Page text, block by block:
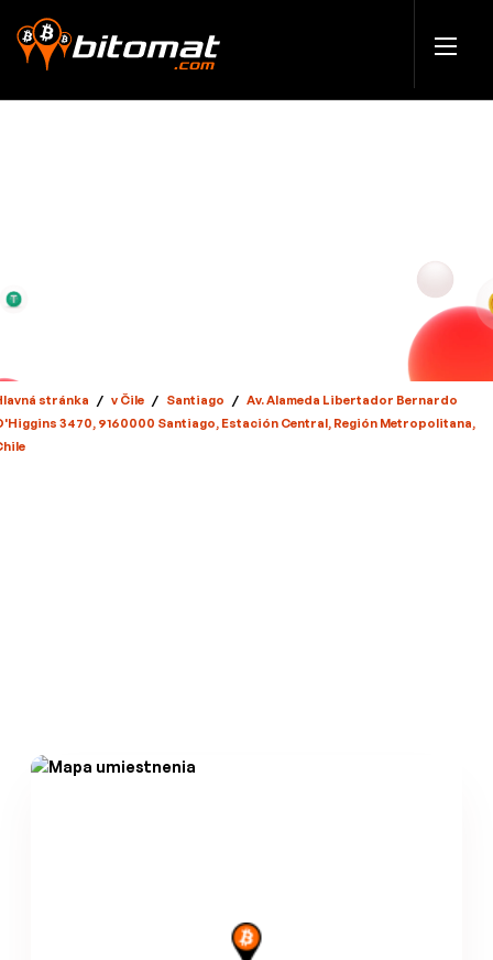
stránka / v Čile / Santiago / Av. Alameda Libertador Bernardo
3470, 9160000 Santiago, Estación Central, Región Metropolitana,